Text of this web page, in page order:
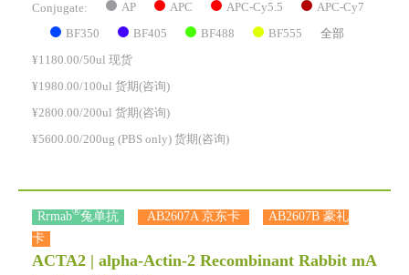
Conjugate: AP APC APC-Cy5.5 APC-Cy7
BF350 BF405 BF488 BF555 全部
¥1180.00/50ul 现货
¥1980.00/100ul 货期(咨询)
¥2800.00/200ul 货期(咨询)
¥5600.00/200ug (PBS only) 货期(咨询)
Rrmab®兔单抗 AB2607A 京东卡
AB2607B 豪礼
卡
ACTA2 | alpha-Actin-2 Recombinant Rabbit mA